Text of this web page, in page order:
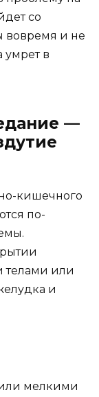
со
вовремя и не
умрет в
—
кишечного
по-
телами или
и
мелкими